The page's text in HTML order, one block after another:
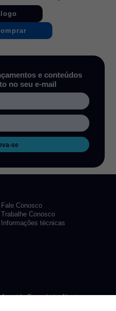
e conteúdos
no seu e-mail
se
Fale Conosco
Trabalhe Conosco
Informações técnicas
Avenida Engenheiro Newton